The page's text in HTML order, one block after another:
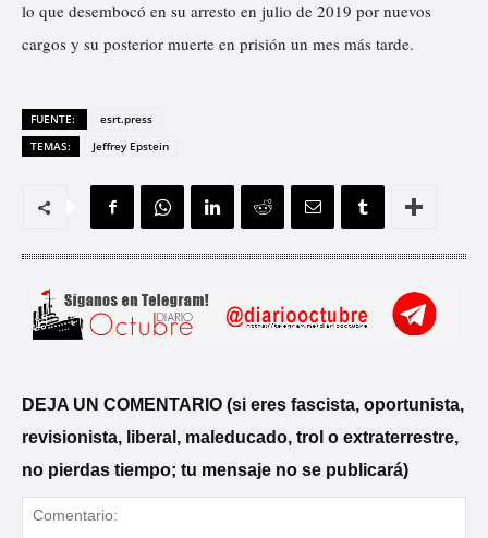
lo que desembocó en su arresto en julio de 2019 por nuevos
cargos y su posterior muerte en prisión un mes más tarde.
FUENTE:
esrt.press
TEMAS:
Jeffrey Epstein
DEJA UN COMENTARIO (si eres fascista, oportunista,
revisionista, liberal, maleducado, trol o extraterrestre,
no pierdas tiempo; tu mensaje no se publicará)